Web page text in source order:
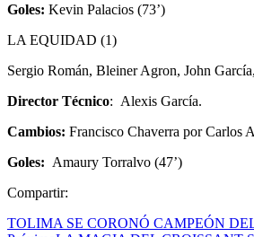
Goles: Kevin Palacios (73’)
LA EQUIDAD (1)
Sergio Román, Bleiner Agron, John
Director Técnico: Alexis García.
Cambios: Francisco Chaverra por Carlos
Goles: Amaury Torralvo (47’)
Compartir:
TOLIMA SE CORONÓ CAMPEÓN